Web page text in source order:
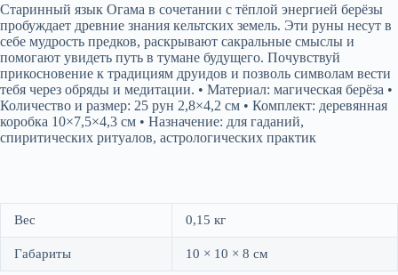
Старинный язык Огама в сочетании с тёплой энергией берёзы
пробуждает древние знания кельтских земель. Эти руны несут в
себе мудрость предков, раскрывают сакральные смыслы и
помогают увидеть путь в тумане будущего. Почувствуй
прикосновение к традициям друидов и позволь символам вести
тебя через обряды и медитации. • Материал: магическая берёза •
Количество и размер: 25 рун 2,8×4,2 см • Комплект: деревянная
коробка 10×7,5×4,3 см • Назначение: для гаданий,
спиритических ритуалов, астрологических практик
Вес 0,15 кг
Габариты 10 × 10 × 8 см